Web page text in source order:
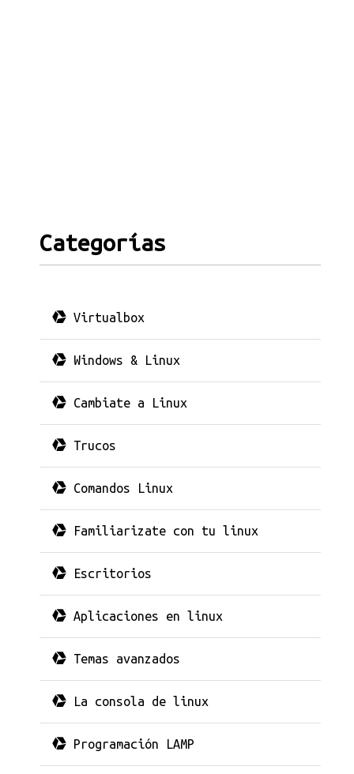
Categorías
Virtualbox
Windows & Linux
Cambiate a Linux
Trucos
Comandos Linux
Familiarizate con tu linux
Escritorios
Aplicaciones en linux
Temas avanzados
La consola de linux
Programación LAMP